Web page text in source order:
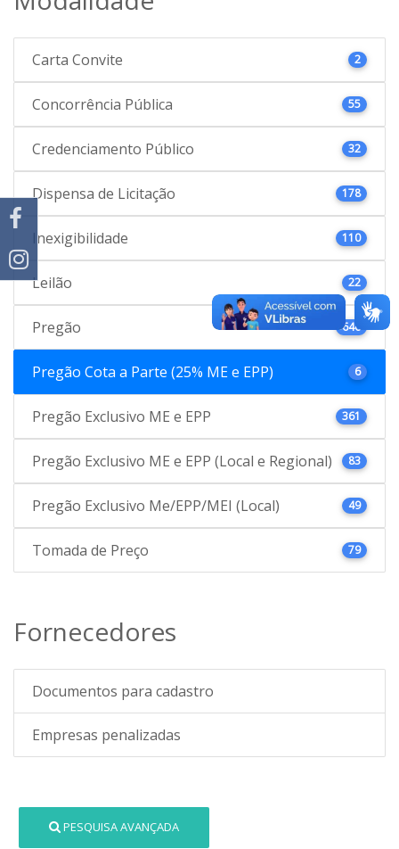
Carta Convite 2
Concorrência Pública 55
Credenciamento Público 32
Dispensa de Licitação 178
Inexigibilidade 110
Leilão 22
Pregão 646
Pregão Cota a Parte (25% ME e EPP) 6
Pregão Exclusivo ME e EPP 361
Pregão Exclusivo ME e EPP (Local e Regional) 83
Pregão Exclusivo Me/EPP/MEI (Local) 49
Tomada de Preço 79
Fornecedores
Documentos para cadastro
Empresas penalizadas
PESQUISA AVANÇADA